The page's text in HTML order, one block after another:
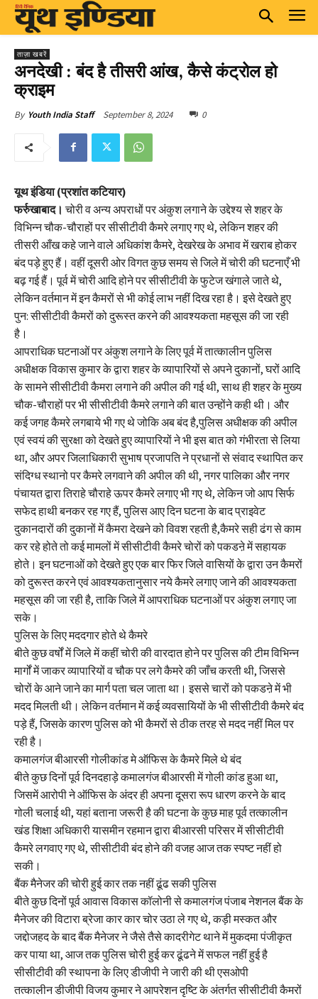
ताज़ा खबरें
अनदेखी : बंद है तीसरी आंख, कैसे कंट्रोल हो
क्राइम
By Youth India Staff September 8, 2024 0
यूथ इंडिया (प्रशांत कटियार)
फर्रुखाबाद। चोरी व अन्य अपराधों पर अंकुश लगाने के उद्देश्य से शहर के
विभिन्न चौक-चौराहों पर सीसीटीवी कैमरे लगाए गए थे, लेकिन शहर की
तीसरी आँख कहे जाने वाले अधिकांश कैमरे, देखरेख के अभाव में खराब होकर
बंद पड़े हुए हैं। वहीं दूसरी ओर विगत कुछ समय से जिले में चोरी की घटनाएँ भी
बढ़ गई हैं। पूर्व में चोरी आदि होने पर सीसीटीवी के फुटेज खंगाले जाते थे,
लेकिन वर्तमान में इन कैमरों से भी कोई लाभ नहीं दिख रहा है। इसे देखते हुए
पुन: सीसीटीवी कैमरों को दुरूस्त करने की आवश्यकता महसूस की जा रही
है।
आपराधिक घटनाओं पर अंकुश लगाने के लिए पूर्व में तात्कालीन पुलिस
अधीक्षक विकास कुमार के द्वारा शहर के व्यापारियों से अपने दुकानों, घरों आदि
के सामने सीसीटीवी कैमरा लगाने की अपील की गई थी, साथ ही शहर के मुख्य
चौक-चौराहों पर भी सीसीटीवी कैमरे लगाने की बात उन्होंने कही थी। और
कई जगह कैमरे लगबाये भी गए थे जोकि अब बंद है,पुलिस अधीक्षक की अपील
एवं स्वयं की सुरक्षा को देखते हुए व्यापारियों ने भी इस बात को गंभीरता से लिया
था, और अपर जिलाधिकारी सुभाष प्रजापति ने प्रधानों से संवाद स्थापित कर
संदिग्ध स्थानो पर कैमरे लगवाने की अपील की थी, नगर पालिका और नगर
पंचायत द्वारा तिराहे चौराहे ऊपर कैमरे लगाए भी गए थे, लेकिन जो आप सिर्फ
सफेद हाथी बनकर रह गए हैं, पुलिस आए दिन घटना के बाद प्राइवेट
दुकानदारों की दुकानों में कैमरा देखने को विवश रहती है,कैमरे सही ढंग से काम
कर रहे होते तो कई मामलों में सीसीटीवी कैमरे चोरों को पकडऩे में सहायक
होते। इन घटनाओं को देखते हुए एक बार फिर जिले वासियों के द्वारा उन कैमरों
को दुरूस्त करने एवं आवश्यकतानुसार नये कैमरे लगाए जाने की आवश्यकता
महसूस की जा रही है, ताकि जिले में आपराधिक घटनाओं पर अंकुश लगाए जा
सके।
पुलिस के लिए मददगार होते थे कैमरे
बीते कुछ वर्षों में जिले में कहीं चोरी की वारदात होने पर पुलिस की टीम विभिन्न
मार्गों में जाकर व्यापारियों व चौक पर लगे कैमरे की जाँच करती थी, जिससे
चोरों के आने जाने का मार्ग पता चल जाता था। इससे चारों को पकडऩे में भी
मदद मिलती थी। लेकिन वर्तमान में कई व्यवसायियों के भी सीसीटीवी कैमरे बंद
पड़े हैं, जिसके कारण पुलिस को भी कैमरों से ठीक तरह से मदद नहीं मिल पर
रही है।
कमालगंज बीआरसी गोलीकांड मे ऑफिस के कैमरे मिले थे बंद
बीते कुछ दिनों पूर्व दिनदहाड़े कमालगंज बीआरसी में गोली कांड हुआ था,
जिसमें आरोपी ने ऑफिस के अंदर ही अपना दूसरा रूप धारण करने के बाद
गोली चलाई थी, यहां बताना जरूरी है की घटना के कुछ माह पूर्व तत्कालीन
खंड शिक्षा अधिकारी यासमीन रहमान द्वारा बीआरसी परिसर में सीसीटीवी
कैमरे लगवाए गए थे, सीसीटीवी बंद होने की वजह आज तक स्पष्ट नहीं हो
सकी।
बैंक मैनेजर की चोरी हुई कार तक नहीं ढूंढ सकी पुलिस
बीते कुछ दिनों पूर्व आवास विकास कॉलोनी से कमालगंज पंजाब नेशनल बैंक के
मैनेजर की विटारा ब्रेजा कार कार चोर उठा ले गए थे, कड़ी मस्कत और
जद्दोजहद के बाद बैंक मैनेजर ने जैसे तैसे कादरीगेट थाने में मुकदमा पंजीकृत
कर पाया था, आज तक पुलिस चोरी हुई कर ढूंढने में सफल नहीं हुई है
सीसीटीवी की स्थापना के लिए डीजीपी ने जारी की थी एसओपी
तत्कालीन डीजीपी विजय कुमार ने आपरेशन दृष्टि के अंतर्गत सीसीटीवी कैमरों